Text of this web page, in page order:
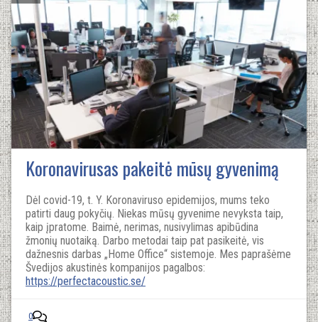
Koronavirusas pakeitė mūsų gyvenimą
Dėl covid-19, t. Y. Koronaviruso epidemijos, mums teko
patirti daug pokyčių. Niekas mūsų gyvenime nevyksta taip,
kaip įpratome. Baimė, nerimas, nusivylimas apibūdina
žmonių nuotaiką. Darbo metodai taip pat pasikeitė, vis
dažnesnis darbas „Home Office“ sistemoje. Mes paprašėme
Švedijos akustinės kompanijos pagalbos:
https://perfectacoustic.se/
0